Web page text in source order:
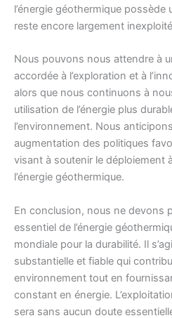
l’énergie géothermique
reste encore largement
Nous pouvons nous attendre à
accordée à l’exploration et à
alors que nous continuons à
utilisation de l’énergie plus
l’environnement. Nous
augmentation des politiques
visant à soutenir le déploiement
l’énergie géothermique.
En conclusion, nous ne devons
essentiel de l’énergie
mondiale pour la durabilité. Il
substantielle et fiable qui
environnement tout en
constant en énergie.
sera sans aucun doute